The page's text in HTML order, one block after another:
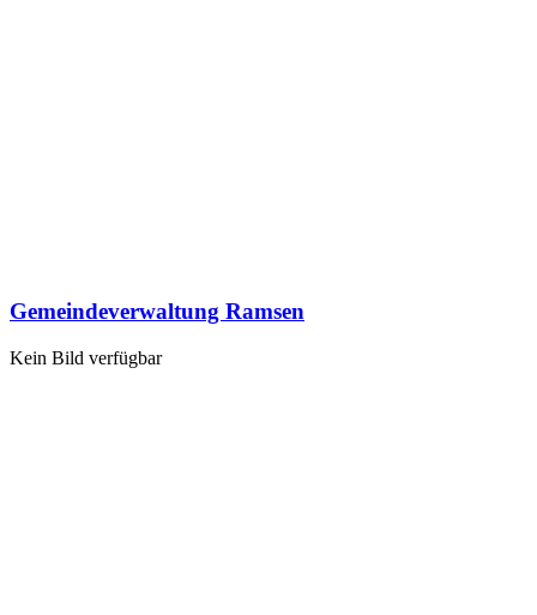
Gemeindeverwaltung Ramsen
Kein Bild verfügbar